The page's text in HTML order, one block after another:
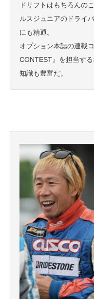
ドリフトはもちろんの
ルスジュニアのドライ
にも精通。
オプション本誌の連載
CONTEST』を担当す
知識も豊富だ。